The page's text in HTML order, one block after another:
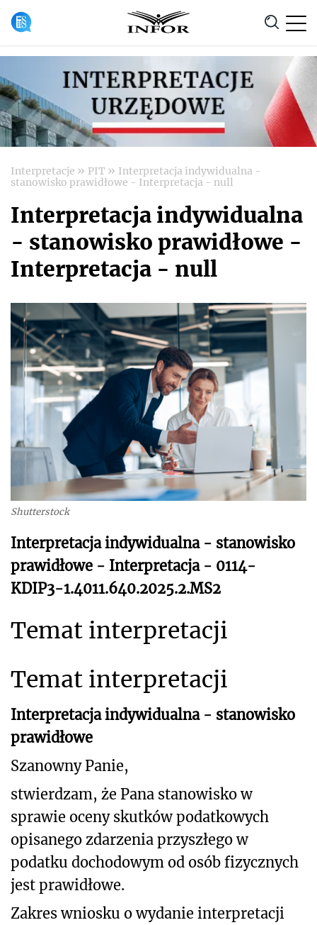
Anuluj
Interpretacje » PIT » Interpretacja indywidualna -
stanowisko prawidłowe - Interpretacja - null
Interpretacja indywidualna
- stanowisko prawidłowe -
Interpretacja - null
Shutterstock
Interpretacja indywidualna - stanowisko
prawidłowe - Interpretacja - 0114-
KDIP3-1.4011.640.2025.2.MS2
Temat interpretacji
Temat interpretacji
Interpretacja indywidualna - stanowisko
prawidłowe
Szanowny Panie,
stwierdzam, że Pana stanowisko w
sprawie oceny skutków podatkowych
opisanego zdarzenia przyszłego w
podatku dochodowym od osób fizycznych
jest prawidłowe.
Zakres wniosku o wydanie interpretacji